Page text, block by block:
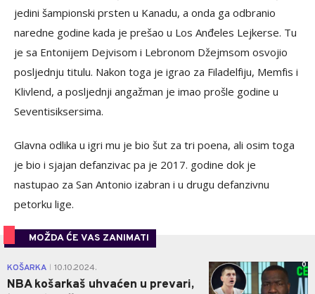
jedini šampionski prsten u Kanadu, a onda ga odbranio
naredne godine kada je prešao u Los Anđeles Lejkerse. Tu
je sa Entonijem Dejvisom i Lebronom Džejmsom osvojio
posljednju titulu. Nakon toga je igrao za Filadelfiju, Memfis i
Klivlend, a posljednji angažman je imao prošle godine u
Seventisiksersima.
Glavna odlika u igri mu je bio šut za tri poena, ali osim toga
je bio i sjajan defanzivac pa je 2017. godine dok je
nastupao za San Antonio izabran i u drugu defanzivnu
petorku lige.
MOŽDA ĆE VAS ZANIMATI
KOŠARKA 10.10.2024.
NBA košarkaš uhvaćen u prevari,
0